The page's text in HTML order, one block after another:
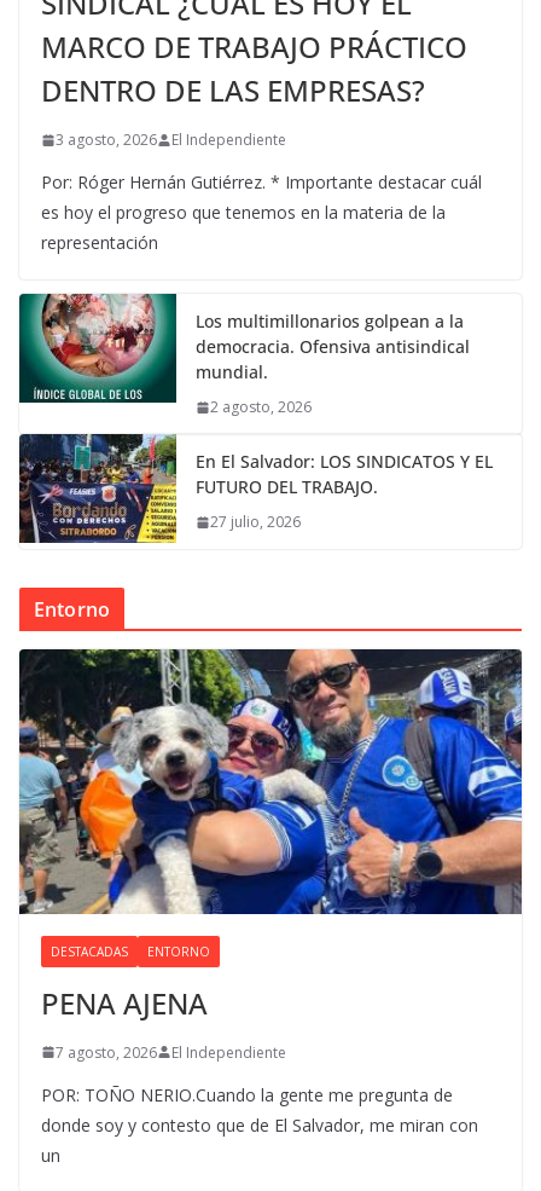
MARCO DE TRABAJO PRÁCTICO
DENTRO DE LAS EMPRESAS?
3 agosto, 2026 El Independiente
Por: Róger Hernán Gutiérrez. * Importante destacar cuál
es hoy el progreso que tenemos en la materia de la
representación
Los multimillonarios golpean a la
democracia. Ofensiva antisindical
mundial.
2 agosto, 2026
En El Salvador: LOS SINDICATOS Y EL
FUTURO DEL TRABAJO.
27 julio, 2026
Entorno
DESTACADAS ENTORNO
PENA AJENA
7 agosto, 2026 El Independiente
POR: TOÑO NERIO.Cuando la gente me pregunta de
donde soy y contesto que de El Salvador, me miran con
un